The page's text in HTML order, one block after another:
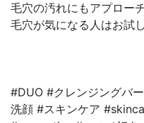
毛穴の汚れにもアプロー
毛穴が気になる人はお試
#DUO #クレンジングバ
洗顔 #スキンケア